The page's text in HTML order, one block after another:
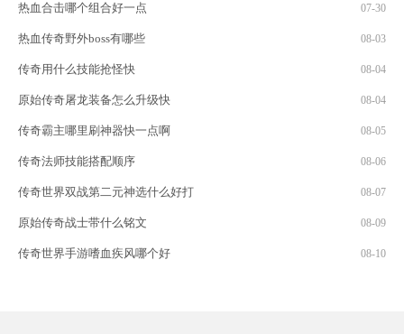
热血合击哪个组合好一点 07-30
热血传奇野外boss有哪些 08-03
传奇用什么技能抢怪快 08-04
原始传奇屠龙装备怎么升级快 08-04
传奇霸主哪里刷神器快一点啊 08-05
传奇法师技能搭配顺序 08-06
传奇世界双战第二元神选什么好打 08-07
原始传奇战士带什么铭文 08-09
传奇世界手游嗜血疾风哪个好 08-10